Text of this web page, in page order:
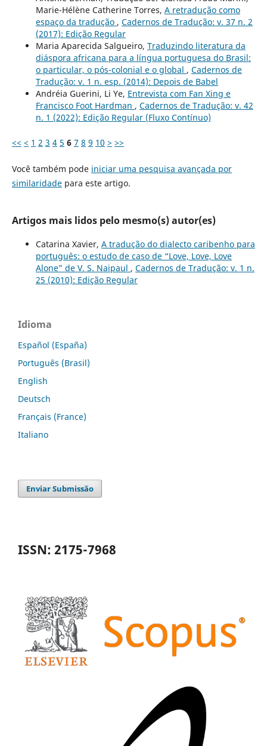
Marie-Hélène Catherine Torres, A retradução como
espaço da tradução , Cadernos de Tradução: v. 37 n. 2
(2017): Edição Regular
Maria Aparecida Salgueiro, Traduzindo literatura da
diáspora africana para a língua portuguesa do Brasil:
o particular, o pós-colonial e o global , Cadernos de
Tradução: v. 1 n. esp. (2014): Depois de Babel
Andréia Guerini, Li Ye, Entrevista com Fan Xing e
Francisco Foot Hardman , Cadernos de Tradução: v. 42
n. 1 (2022): Edição Regular (Fluxo Contínuo)
<< < 1 2 3 4 5 6 7 8 9 10 > >>
Você também pode iniciar uma pesquisa avançada por
similaridadepara este artigo.
Artigos mais lidos pelo mesmo(s) autor(es)
Catarina Xavier, A tradução do dialecto caribenho para
português: o estudo de caso de “Love, Love, Love
Alone” de V. S. Naipaul , Cadernos de Tradução: v. 1 n.
25 (2010): Edição Regular
Idioma
Español (España)
Português (Brasil)
English
Deutsch
Français (France)
Italiano
Enviar Submissão
ISSN: 2175-7968